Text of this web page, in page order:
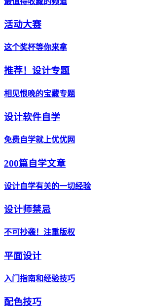
活动大赛
这个奖杯等你来拿
推荐！设计专题
相见恨晚的宝藏专题
设计软件自学
免费自学就上优优网
200篇自学文章
设计自学有关的一切经验
设计师禁忌
不可抄袭！注重版权
平面设计
入门指南和经验技巧
配色技巧